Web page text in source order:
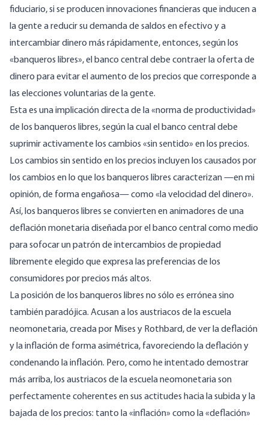
fiduciario, si se producen innovaciones financieras que inducen a
la gente a reducir su demanda de saldos en efectivo y a
intercambiar dinero más rápidamente, entonces, según los
«banqueros libres», el banco central debe contraer la oferta de
dinero para evitar el aumento de los precios que corresponde a
las elecciones voluntarias de la gente.
Esta es una implicación directa de la «norma de productividad»
de los banqueros libres, según la cual el banco central debe
suprimir activamente los cambios «sin sentido» en los precios.
Los cambios sin sentido en los precios incluyen los causados por
los cambios en lo que los banqueros libres caracterizan —en mi
opinión, de forma engañosa— como «la velocidad del dinero».
Así, los banqueros libres se convierten en animadores de una
deflación monetaria diseñada por el banco central como medio
para sofocar un patrón de intercambios de propiedad
libremente elegido que expresa las preferencias de los
consumidores por precios más altos.
La posición de los banqueros libres no sólo es errónea sino
también paradójica. Acusan a los austriacos de la escuela
neomonetaria, creada por Mises y Rothbard, de ver la deflación
y la inflación de forma asimétrica, favoreciendo la deflación y
condenando la inflación. Pero, como he intentado demostrar
más arriba, los austriacos de la escuela neomonetaria son
perfectamente coherentes en sus actitudes hacia la subida y la
bajada de los precios: tanto la «inflación» como la «deflación»